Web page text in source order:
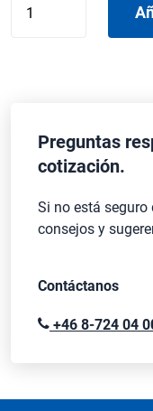
EDGE
Preguntas
cotización.
Si no está seguro
consejos y
Contáctanos
+46 8-724 04